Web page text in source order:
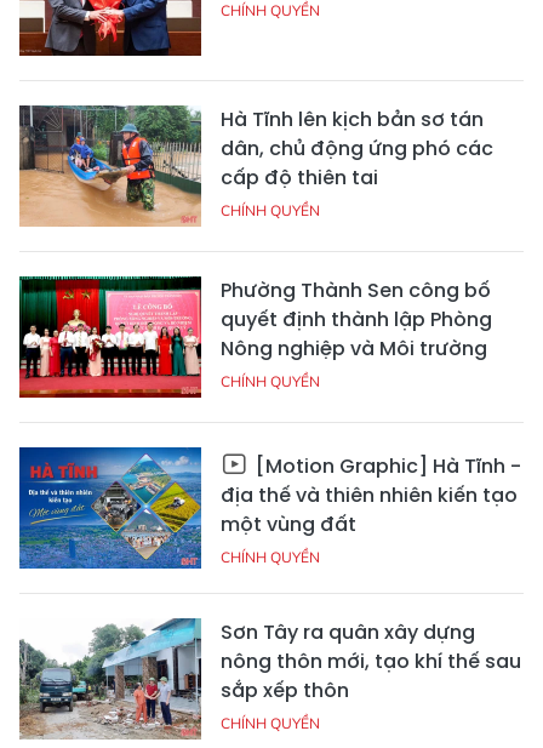
CHÍNH QUYỀN
Hà Tĩnh lên kịch bản sơ tán
dân, chủ động ứng phó các
cấp độ thiên tai
CHÍNH QUYỀN
Phường Thành Sen công bố
quyết định thành lập Phòng
Nông nghiệp và Môi trường
CHÍNH QUYỀN
[Motion Graphic] Hà Tĩnh -
địa thế và thiên nhiên kiến tạo
một vùng đất
CHÍNH QUYỀN
Sơn Tây ra quân xây dựng
nông thôn mới, tạo khí thế sau
sắp xếp thôn
CHÍNH QUYỀN